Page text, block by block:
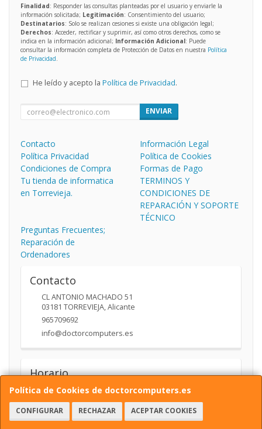
Política de Cookies de doctorcomputers.es
CONFIGURAR RECHAZAR ACEPTAR COOKIES
Finalidad: Responder las consultas planteadas por el usuario y enviarle la
información solicitada; Legitimación: Consentimiento del usuario;
Destinatarios: Solo se realizan cesiones si existe una obligación legal;
Derechos: Acceder, rectificar y suprimir, así como otros derechos, como se
indica en la información adicional; Información Adicional: Puede
consultar la información completa de Protección de Datos en nuestra Política
de Privacidad.
He leído y acepto la Política de Privacidad.
ENVIAR
Contacto
Información Legal
Política Privacidad
Política de Cookies
Condiciones de Compra
Formas de Pago
Tu tienda de informatica
en Torrevieja.
TERMINOS Y
CONDICIONES DE
REPARACIÓN Y SOPORTE
TÉCNICO
Preguntas Frecuentes;
Reparación de
Ordenadores
Contacto
CL ANTONIO MACHADO 51
03181 TORREVIEJA,Alicante
965709692
info@doctorcomputers.es
Horario
10:00- 14:00 17:30 -19:30